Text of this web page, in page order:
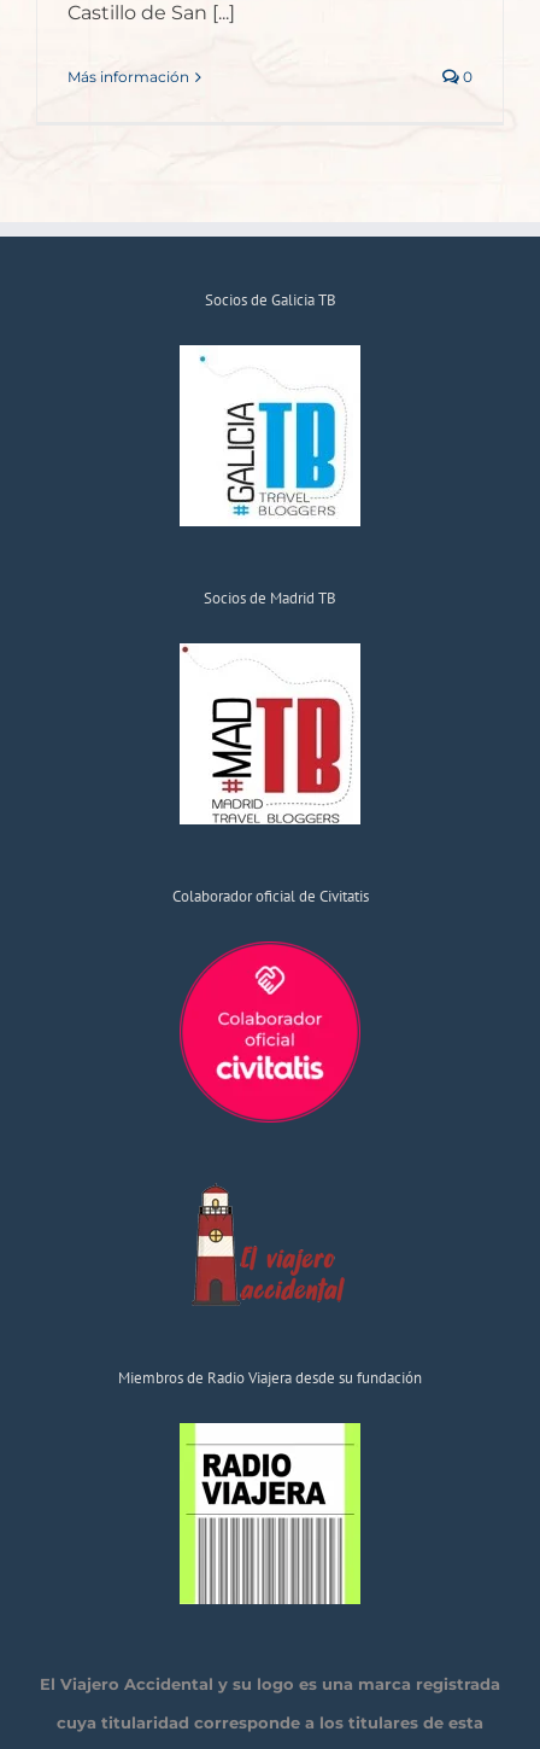
Castillo de San [...]
Más información 0
Socios de Galicia TB
Socios de Madrid TB
Colaborador oficial de Civitatis
Miembros de Radio Viajera desde su fundación
El Viajero Accidental y su logo es una marca registrada
cuya titularidad corresponde a los titulares de esta